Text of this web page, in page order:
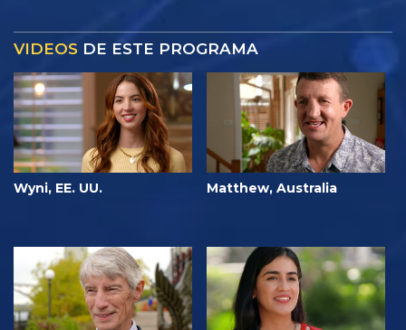
VIDEOS DE ESTE PROGRAMA
Wyni, EE. UU. Matthew, Australia